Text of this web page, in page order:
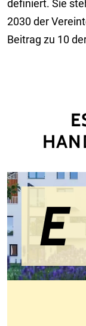
definiert. Sie
2030 der
Beitrag zu 10
BILD -
BILD-
BILD -
E